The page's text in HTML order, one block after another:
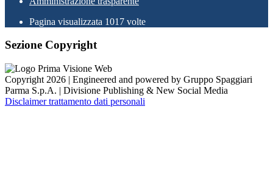
Pagina visualizzata 1017 volte
Sezione Copyright
Copyright 2026 | Engineered and powered by Gruppo Spaggiari
Parma S.p.A. | Divisione Publishing & New Social Media
Disclaimer trattamento dati personali